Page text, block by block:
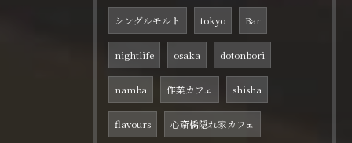
シングルモルト tokyo Bar
nightlife osaka dotonbori
namba 作業カフェ shisha
flavours 心斎橋隠れ家カフェ